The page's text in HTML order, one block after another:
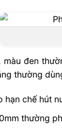
đen
thường
hạn chế hút
thường